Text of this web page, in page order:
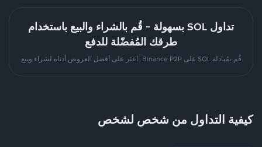
تداول SOL بسهولة - قُم بالشراء والبيع باستخدام
طرقك المُفضّلة للدفع
قُم بمُبادلة SOL على Binance P2P. اعثر على أفضل العروض أدناه لشراء وبيع
كيفية التداول من شخص لشخص